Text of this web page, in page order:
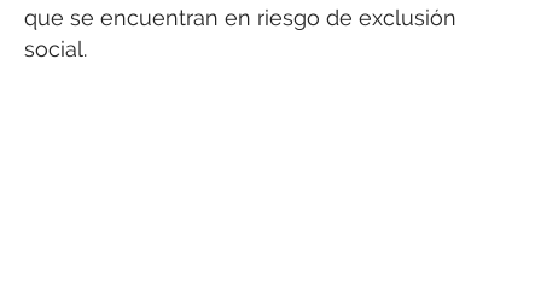
que se encuentran en riesgo de exclusión
social.